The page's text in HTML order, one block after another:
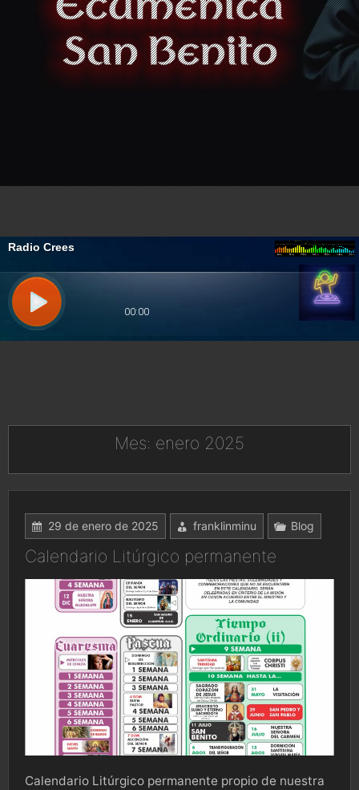
Mes: enero 2025
29 de enero de 2025 franklinminu Blog
Calendario Litúrgico permanente
Calendario Litúrgico permanente propio de nuestra